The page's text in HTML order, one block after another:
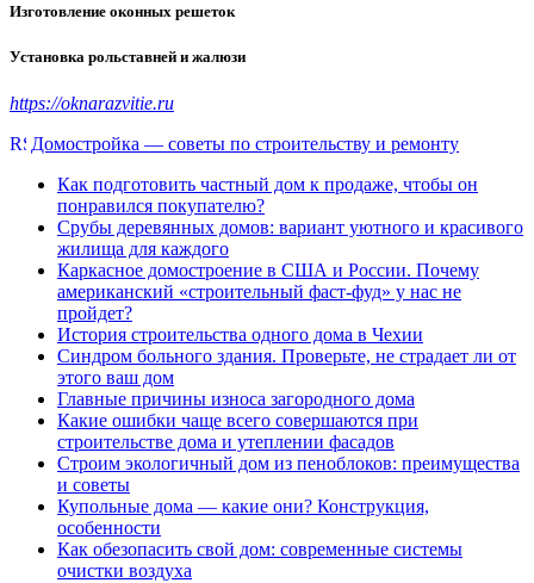
Изготовление оконных решеток
Установка рольставней и жалюзи
https://oknarazvitie.ru
Домостройка — советы по строительству и ремонту
Как подготовить частный дом к продаже, чтобы он
понравился покупателю?
Срубы деревянных домов: вариант уютного и красивого
жилища для каждого
Каркасное домостроение в США и России. Почему
американский «строительный фаст-фуд» у нас не
пройдет?
История строительства одного дома в Чехии
Синдром больного здания. Проверьте, не страдает ли от
этого ваш дом
Главные причины износа загородного дома
Какие ошибки чаще всего совершаются при
строительстве дома и утеплении фасадов
Строим экологичный дом из пеноблоков: преимущества
и советы
Купольные дома — какие они? Конструкция,
особенности
Как обезопасить свой дом: современные системы
очистки воздуха